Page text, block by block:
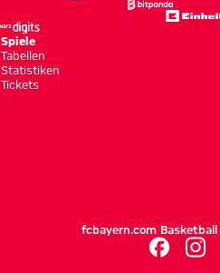
Spiele
Tabellen
Statistiken
Tickets
fcbayern.com Basketball